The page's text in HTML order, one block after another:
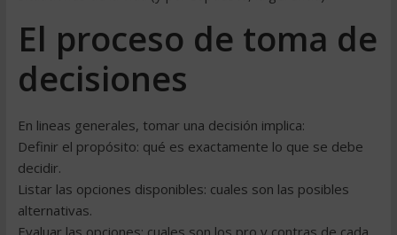
El proceso de toma de
decisiones
En lineas generales, tomar una decisión implica:
Definir el propósito: qué es exactamente lo que se debe
decidir.
Listar las opciones disponibles: cuales son las posibles
alternativas.
Evaluar las opciones: cuales son los pro y contras de cada